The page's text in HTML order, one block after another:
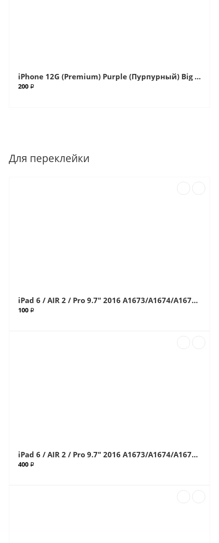
iPhone 12G (Premium) Purple (Пурпурный) Big (Большой вырез) Крышка (Артикул.ГС-500)
200 ₽
Для переклейки
iPad 6 / AIR 2 / Pro 9.7" 2016 A1673/A1674/A1675/A1566/A1567 Black (Черный) Стекло (Артик.68)
100 ₽
iPad 6 / AIR 2 / Pro 9.7" 2016 A1673/A1674/A1675/A1566/A1567 White (Белый) (G+OCA Pro) стекло с OCA плёнкой (Артик.ГС-68)
400 ₽